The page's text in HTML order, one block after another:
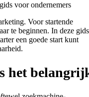
voor ondernemers
Voor startende
te beginnen. In deze gids
een goede start kunt
het